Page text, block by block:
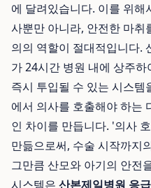
에 달려있습니다. 이를 위해
사뿐만 아니라, 안전한 마
의의 역할이 절대적입니다.
가 24시간 병원 내에 상주
즉시 투입될 수 있는 시스
에서 의사를 호출해야 하는
인 차이를 만듭니다. '의사
만듦으로써, 수술 시작까지
그만큼 산모와 아기의 안전
시스템은 산본제일병원 응